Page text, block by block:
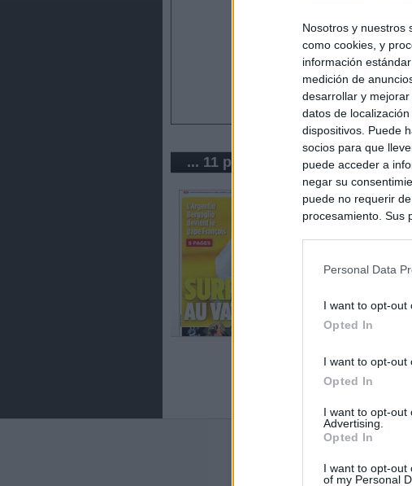
Nosotros y nuestros
como cookies, y
información
medición de
desarrollar y
datos de
dispositivos. Puede
socios para que
puede acceder a
negar su
puede no requerir
procesamiento. Sus
Personal Data
I want to opt-out
Opted In
I want to opt-out
Opted In
I want to opt-out
Advertising.
Opted In
I want to opt-out
of my Personal
... 11 periódicos de Canadá
Últimas noticias
España impone